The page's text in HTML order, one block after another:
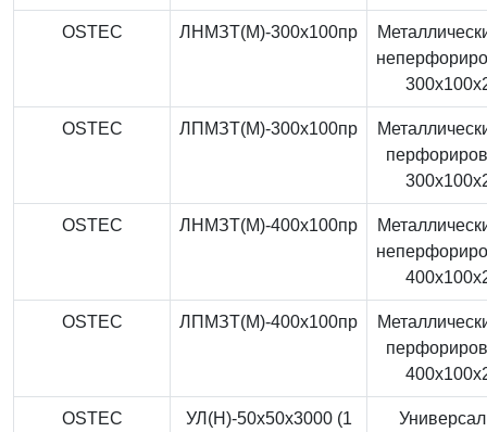
OSTEC ЛНМЗТ(М)-300x100пр
OSTEC ЛПМЗТ(М)-300x100пр
OSTEC ЛНМЗТ(М)-400x100пр
OSTEC ЛПМЗТ(М)-400x100пр
OSTEC
УЛ(Н)-50x50x3000 (1